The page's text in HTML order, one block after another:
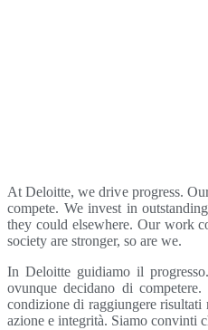
At Deloitte, we drive progress.
compete. We invest in
they could elsewhere. Our work
society are stronger, so are we.
In Deloitte guidiamo il
ovunque decidano di
condizione di raggiungere
azione e integrità. Siamo convinti